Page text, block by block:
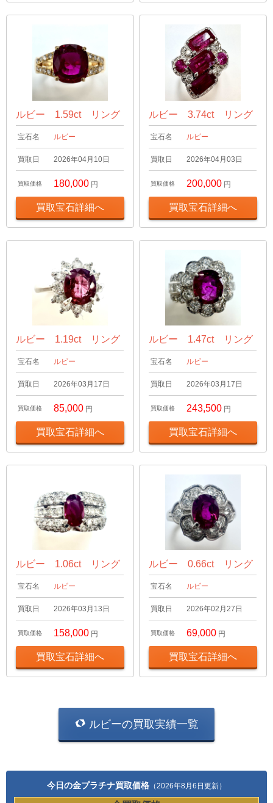
ルビー 1.59ct リング
宝石名 ルビー
買取日 2026年04月10日
買取価格 180,000 円
買取宝石詳細へ
ルビー 3.74ct リング
宝石名 ルビー
買取日 2026年04月03日
買取価格 200,000 円
買取宝石詳細へ
ルビー 1.19ct リング
宝石名 ルビー
買取日 2026年03月17日
買取価格 85,000 円
買取宝石詳細へ
ルビー 1.47ct リング
宝石名 ルビー
買取日 2026年03月17日
買取価格 243,500 円
買取宝石詳細へ
ルビー 1.06ct リング
宝石名 ルビー
買取日 2026年03月13日
買取価格 158,000 円
買取宝石詳細へ
ルビー 0.66ct リング
宝石名 ルビー
買取日 2026年02月27日
買取価格 69,000 円
買取宝石詳細へ
ルビーの買取実績一覧
今日の金プラチナ買取価格 （2026年8月6日更新）